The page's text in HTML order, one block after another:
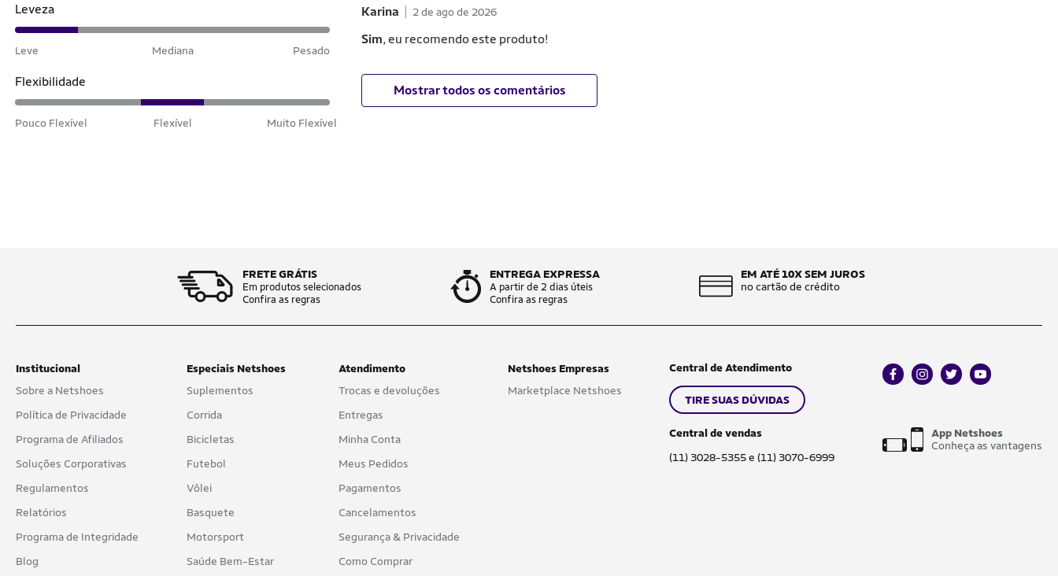
Leveza
Leve Mediana Pesado
Flexibilidade
Pouco Flexível Flexível Muito Flexível
Karina 2 de ago de 2026
Sim, eu recomendo este produto!
Mostrar todos os comentários
FRETE GRÁTIS
Em produtos selecionados
Confira as regras
ENTREGA EXPRESSA
A partir de 2 dias úteis
Confira as regras
EM ATÉ 10X SEM JUROS
no cartão de crédito
Institucional
Sobre a Netshoes
Política de Privacidade
Programa de Afiliados
Soluções Corporativas
Regulamentos
Relatórios
Programa de Integridade
Blog
Especiais Netshoes
Suplementos
Corrida
Bicicletas
Futebol
Vôlei
Basquete
Motorsport
Saúde Bem-Estar
Atendimento
Trocas e devoluções
Entregas
Minha Conta
Meus Pedidos
Pagamentos
Cancelamentos
Segurança & Privacidade
Como Comprar
Netshoes Empresas
Marketplace Netshoes
Central de Atendimento
TIRE SUAS DÚVIDAS
Central de vendas
(11) 3028-5355 e (11) 3070-6999
facebookinstagram
twitteryoutube
App Netshoes
Conheça as vantagens